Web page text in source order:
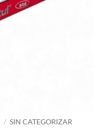
/ SIN CATEGORIZAR